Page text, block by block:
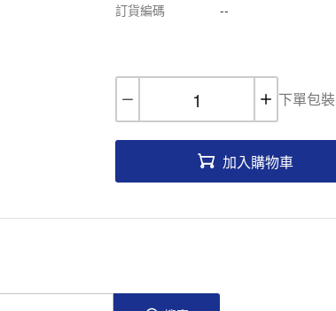
訂貨編碼
--
下單包裝
加入購物車